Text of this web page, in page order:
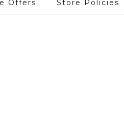
Offers Store Policies